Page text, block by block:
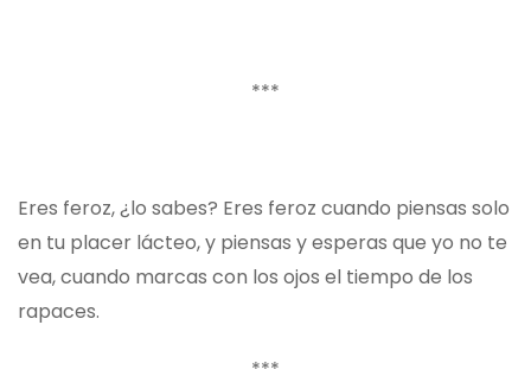
***
Eres feroz, ¿lo sabes? Eres feroz cuando piensas solo
en tu placer lácteo, y piensas y esperas que yo no te
vea, cuando marcas con los ojos el tiempo de los
rapaces.
***